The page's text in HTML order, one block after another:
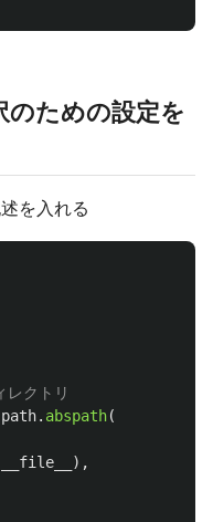
ための設定を
を入れる
path. abspath(
__file__
),